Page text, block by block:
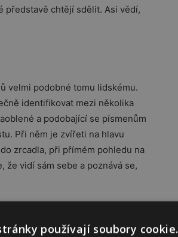
představě chtějí sdělit. Asi vědí,
velmi podobné tomu lidskému.
identifikovat mezi několika
a podobající se písmenům
Při něm je zvířeti na hlavu
zrcadla, při přímém pohledu na
že vidí sám sebe a poznává se,
používají soubory cookie.